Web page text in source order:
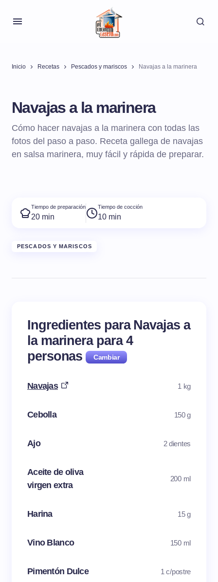
Inicio Recetas Pescados y mariscos Navajas a la marinera
Navajas a la marinera
Cómo hacer navajas a la marinera con todas las
fotos del paso a paso. Receta gallega de navajas
en salsa marinera, muy fácil y rápida de preparar.
Tiempo de preparación
20 min
Tiempo de cocción
10 min
PESCADOS Y MARISCOS
Ingredientes para Navajas a
la marinera para4
personas
Navajas 1 kg
Cebolla 150 g
Ajo 2 dientes
Aceite de oliva
virgen extra
200 ml
Harina 15 g
Vino Blanco 150 ml
Pimentón Dulce 1 c/postre